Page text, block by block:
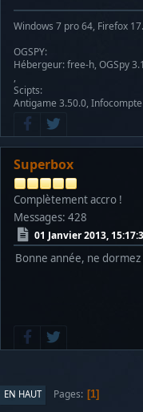
Windows 7 pro 64, Firefox
OGSPY:
Hébergeur: free-h, OGSpy
,
Scipts:
Antigame 3.50.0,
Superbox
Complètement accro !
Messages: 428
01 Janvier 2013,
Bonne année, ne dormez
EN HAUT Pages 1